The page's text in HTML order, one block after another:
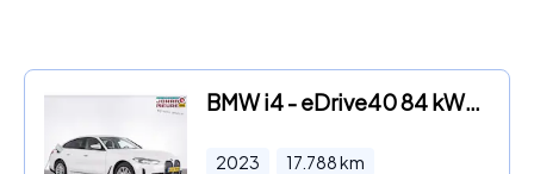
BMW i4 - eDrive40 84 kWh *SOH 96%* Half LEDER | Full LED
2023 17.788km